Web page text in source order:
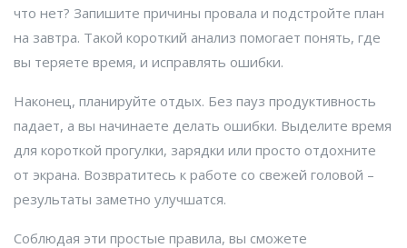
что нет? Запишите причины провала и подстройте план
на завтра. Такой короткий анализ помогает понять, где
вы теряете время, и исправлять ошибки.
Наконец, планируйте отдых. Без пауз продуктивность
падает, а вы начинаете делать ошибки. Выделите время
для короткой прогулки, зарядки или просто отдохните
от экрана. Возвратитесь к работе со свежей головой –
результаты заметно улучшатся.
Соблюдая эти простые правила, вы сможете